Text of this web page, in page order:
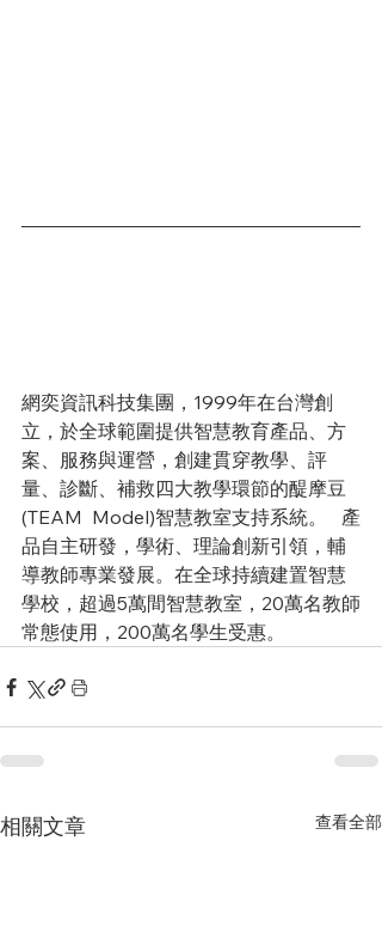
網奕資訊科技集團，1999年在台灣創
立，於全球範圍提供智慧教育產品、方
案、服務與運營，創建貫穿教學、評
量、診斷、補救四大教學環節的醍摩豆
(TEAM  Model)智慧教室支持系統。   產
品自主研發，學術、理論創新引領，輔
導教師專業發展。在全球持續建置智慧
學校，超過5萬間智慧教室，20萬名教師
常態使用，200萬名學生受惠。
相關文章 查看全部